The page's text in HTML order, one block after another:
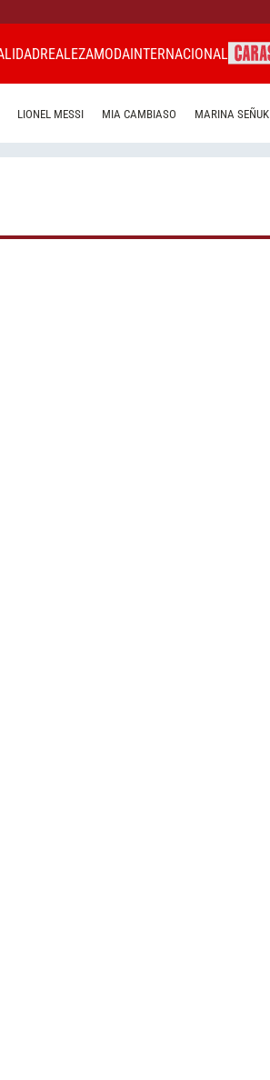
REALEZAMODAINTERNACIONAL
LIONEL MESSI MIA CAMBIASO MARINA SEÑUK